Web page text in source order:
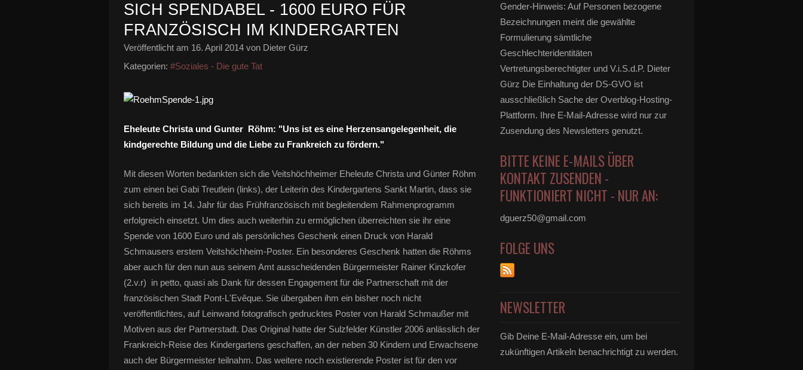
SICH SPENDABEL - 1600 EURO FÜR
FRANZÖSISCH IM KINDERGARTEN
Veröffentlicht am 16. April 2014 von Dieter Gürz
Kategorien: #Soziales - Die gute Tat
Eheleute Christa und Gunter Röhm: "Uns ist es eine Herzensangelegenheit, die
kindgerechte Bildung und die Liebe zu Frankreich zu fördern."
Mit diesen Worten bedankten sich die Veitshöchheimer Eheleute Christa und Günter Röhm
zum einen bei Gabi Treutlein (links), der Leiterin des Kindergartens Sankt Martin, dass sie
sich bereits im 14. Jahr für das Frühfranzösisch mit begleitendem Rahmenprogramm
erfolgreich einsetzt. Um dies auch weiterhin zu ermöglichen überreichten sie ihr eine
Spende von 1600 Euro und als persönliches Geschenk einen Druck von Harald
Schmausers erstem Veitshöchheim-Poster. Ein besonderes Geschenk hatten die Röhms
aber auch für den nun aus seinem Amt ausscheidenden Bürgermeister Rainer Kinzkofer
(2.v.r) in petto, quasi als Dank für dessen Engagement für die Partnerschaft mit der
französischen Stadt Pont-L'Evêque. Sie übergaben ihm ein bisher noch nicht
veröffentlichtes, auf Leinwand fotografisch gedrucktes Poster von Harald Schmaußer mit
Motiven aus der Partnerstadt. Das Original hatte der Sulzfelder Künstler 2006 anlässlich der
Frankreich-Reise des Kindergartens geschaffen, an der neben 30 Kindern und Erwachsene
auch der Bürgermeister teilnahm. Das weitere noch existierende Poster ist für den vor
Gender-Hinweis: Auf Personen bezogene
Bezeichnungen meint die gewählte
Formulierung sämtliche
Geschlechteridentitäten
Vertretungsberechtigter und V.i.S.d.P. Dieter
Gürz Die Einhaltung der DS-GVO ist
ausschließlich Sache der Overblog-Hosting-
Plattform. Ihre E-Mail-Adresse wird nur zur
Zusendung des Newsletters genutzt.
BITTE KEINE E-MAILS ÜBER
KONTAKT ZUSENDEN -
FUNKTIONIERT NICHT - NUR AN:
dguerz50@gmail.com
FOLGE UNS
NEWSLETTER
Gib Deine E-Mail-Adresse ein, um bei
zukünftigen Artikeln benachrichtigt zu werden.